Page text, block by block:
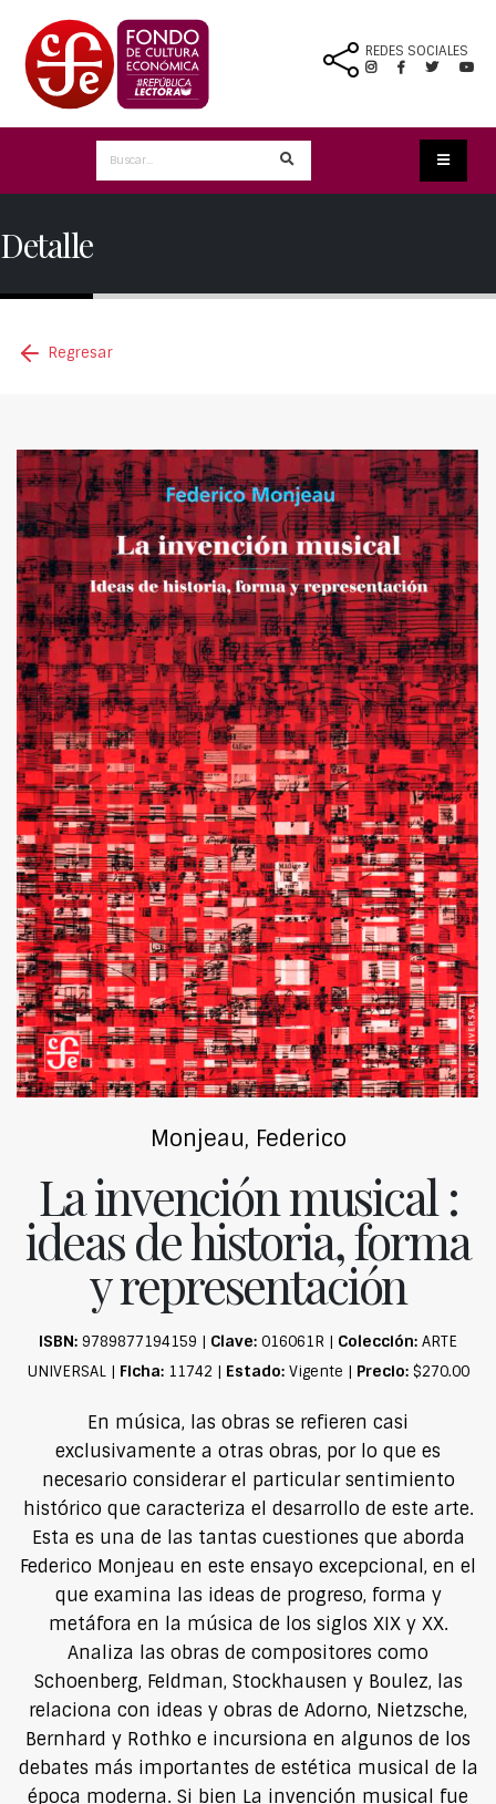
REDES SOCIALES
Detalle
Regresar
Monjeau, Federico
La invención musical :
ideas de historia, forma
y representación
ISBN: 9789877194159 | Clave: 016061R | Colección: ARTE
UNIVERSAL | Ficha:11742 | Estado:Vigente | Precio:$270.00
En música, las obras se refieren casi
exclusivamente a otras obras, por lo que es
necesario considerar el particular sentimiento
histórico que caracteriza el desarrollo de este arte.
Esta es una de las tantas cuestiones que aborda
Federico Monjeau en este ensayo excepcional, en el
que examina las ideas de progreso, forma y
metáfora en la música de los siglos XIX y XX.
Analiza las obras de compositores como
Schoenberg, Feldman, Stockhausen y Boulez, las
relaciona con ideas y obras de Adorno, Nietzsche,
Bernhard y Rothko e incursiona en algunos de los
debates más importantes de estética musical de la
época moderna. Si bien La invención musical fue